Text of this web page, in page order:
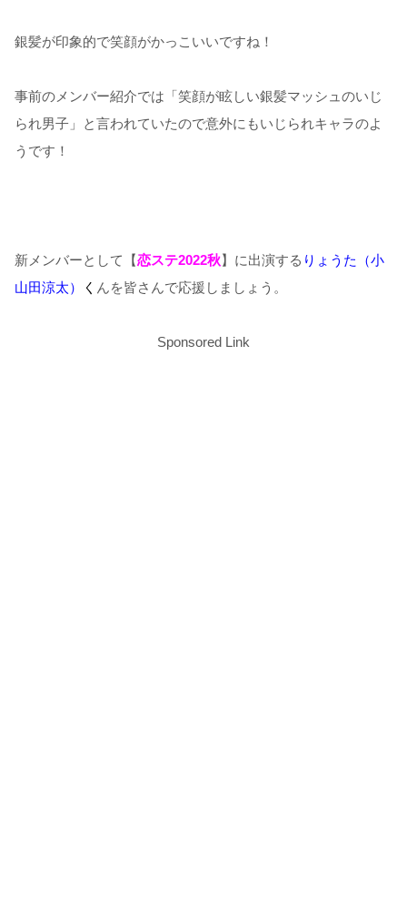
銀髪が印象的で笑顔がかっこいいですね！
事前のメンバー紹介では「笑顔が眩しい銀髪マッシュのいじ
られ男子」と言われていたので意外にもいじられキャラのよ
うです！
新メンバーとして【恋ステ2022秋】に出演する り ょうた（小
山田涼太）
く んを皆さんで応援しましょう。
Sponsored Link